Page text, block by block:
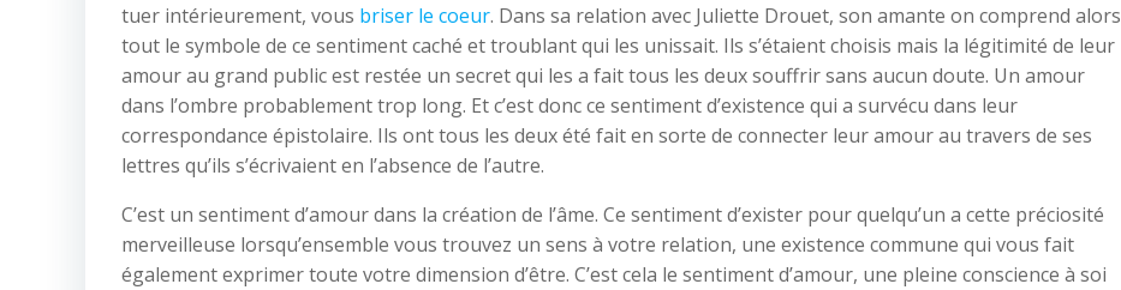
tuer intérieurement, vous briser le coeur. Dans sa relation avec Juliette Drouet, son amante on comprend alors
tout le symbole de ce sentiment caché et troublant qui les unissait. Ils s’étaient choisis mais la légitimité de leur
amour au grand public est restée un secret qui les a fait tous les deux souffrir sans aucun doute. Un amour
dans l’ombre probablement trop long. Et c’est donc ce sentiment d’existence qui a survécu dans leur
correspondance épistolaire. Ils ont tous les deux été fait en sorte de connecter leur amour au travers de ses
lettres qu’ils s’écrivaient en l’absence de l’autre.
C’est un sentiment d’amour dans la création de l’âme. Ce sentiment d’exister pour quelqu’un a cette préciosité
merveilleuse lorsqu’ensemble vous trouvez un sens à votre relation, une existence commune qui vous fait
également exprimer toute votre dimension d’être. C’est cela le sentiment d’amour, une pleine conscience à soi